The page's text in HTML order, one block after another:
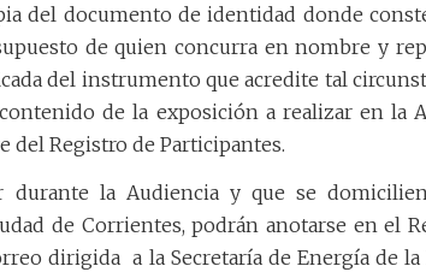
del documento de identidad donde
de quien concurra en nombre y
del instrumento que acredite tal
de la exposición a realizar en la
del Registro de Participantes.
durante la Audiencia y que se
de Corrientes, podrán anotarse en el
dirigida a la Secretaría de Energía de